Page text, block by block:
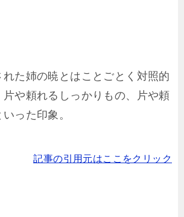
た姉の暁とはことごとく対照的
や頼れるしっかりもの、片や頼
った印象。
記事の引用元はここをクリック